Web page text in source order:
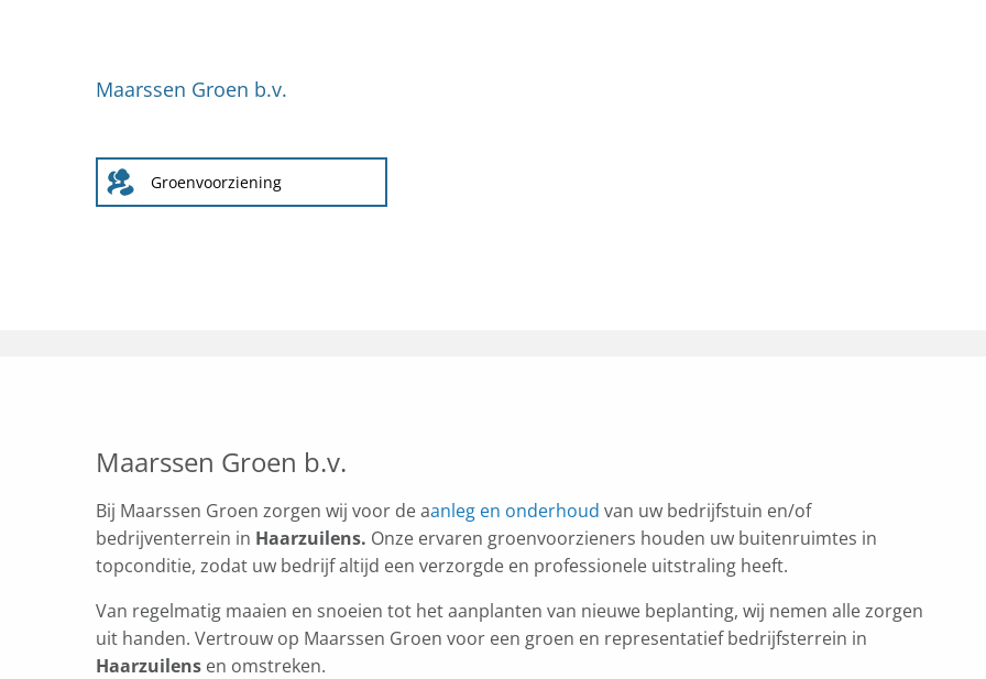
Maarssen Groen b.v.
Groenvoorziening
Maarssen Groen b.v.
Bij Maarssen Groen zorgen wij voor de aanleg en onderhoud van uw bedrijfstuin en/of
bedrijventerrein in Haarzuilens. Onze ervaren groenvoorzieners houden uw buitenruimtes in
topconditie, zodat uw bedrijf altijd een verzorgde en professionele uitstraling heeft.
Van regelmatig maaien en snoeien tot het aanplanten van nieuwe beplanting, wij nemen alle zorgen
uit handen. Vertrouw op Maarssen Groen voor een groen en representatief bedrijfsterrein in
Haarzuilens en omstreken.